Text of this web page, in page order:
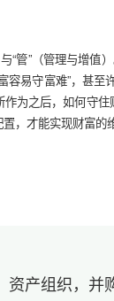
“管”（管理与增
容易守富难”，甚至
为之后，如何守
，才能实现财富的
资产组织，并